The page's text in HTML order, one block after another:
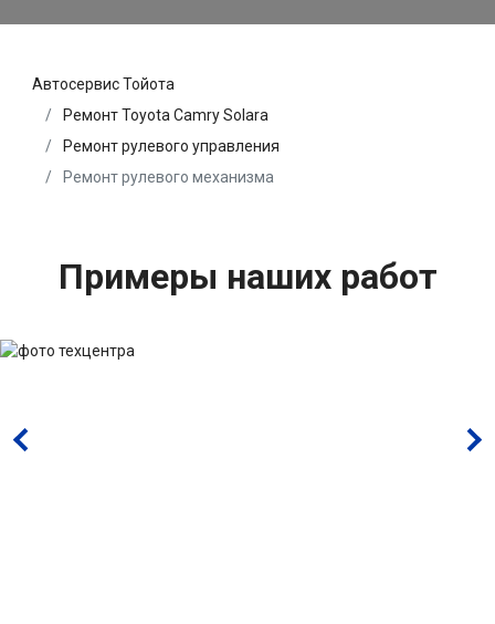
Автосервис Тойота
Ремонт Toyota Camry Solara
Ремонт рулевого управления
Ремонт рулевого механизма
Примеры наших работ